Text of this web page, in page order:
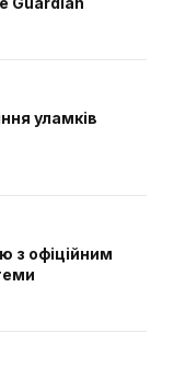
уламків
з офіційним